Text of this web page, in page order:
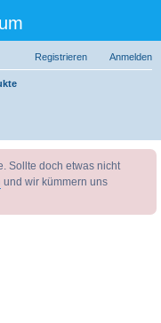
Anmelden
Registrieren
uc
Sollte doch etwas nicht
und wir kümmern uns